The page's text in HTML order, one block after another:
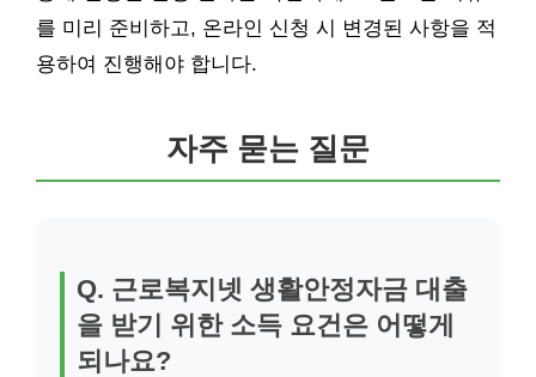
를 미리 준비하고, 온라인 신청 시 변경된 사항을 적
용하여 진행해야 합니다.
자주 묻는 질문
Q. 근로복지넷 생활안정자금 대출
을 받기 위한 소득 요건은 어떻게
되나요?